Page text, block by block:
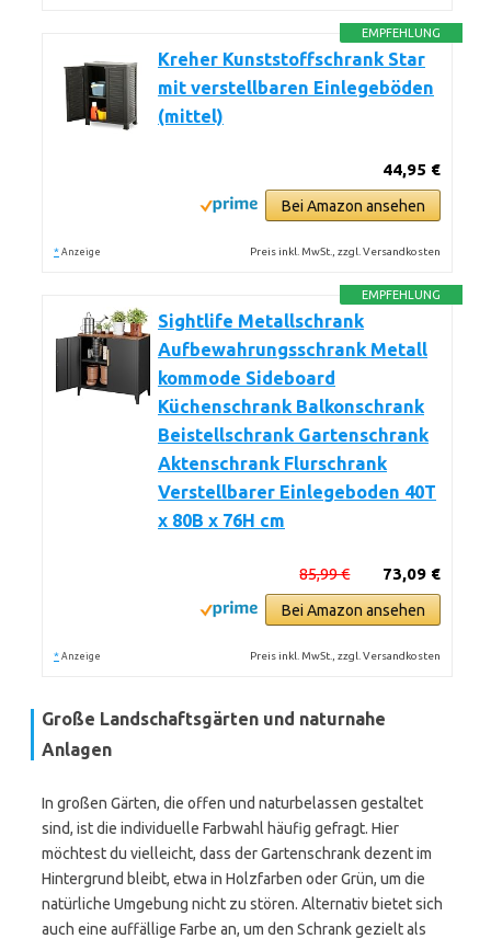
EMPFEHLUNG
Kreher Kunststoffschrank Star
mit verstellbaren Einlegeböden
(mittel)
44,95 €
Bei Amazon ansehen
* Anzeige Preis inkl. MwSt., zzgl. Versandkosten
EMPFEHLUNG
Sightlife Metallschrank
Aufbewahrungsschrank Metall
kommode Sideboard
Küchenschrank Balkonschrank
Beistellschrank Gartenschrank
Aktenschrank Flurschrank
Verstellbarer Einlegeboden 40T
x 80B x 76H cm
73,09 €
85,99 €
Bei Amazon ansehen
* Anzeige Preis inkl. MwSt., zzgl. Versandkosten
Große Landschaftsgärten und naturnahe
Anlagen
In großen Gärten, die offen und naturbelassen gestaltet
sind, ist die individuelle Farbwahl häufig gefragt. Hier
möchtest du vielleicht, dass der Gartenschrank dezent im
Hintergrund bleibt, etwa in Holzfarben oder Grün, um die
natürliche Umgebung nicht zu stören. Alternativ bietet sich
auch eine auffällige Farbe an, um den Schrank gezielt als